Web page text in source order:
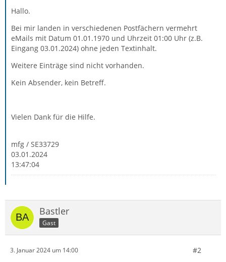
Hallo.
Bei mir landen in verschiedenen Postfächern vermehrt
eMails mit Datum 01.01.1970 und Uhrzeit 01:00 Uhr (z.B.
Eingang 03.01.2024) ohne jeden Textinhalt.
Weitere Einträge sind nicht vorhanden.
Kein Absender, kein Betreff.
Vielen Dank für die Hilfe.
mfg / SE33729
03.01.2024
13:47:04
Bastler
Gast
3. Januar 2024 um 14:00 #2